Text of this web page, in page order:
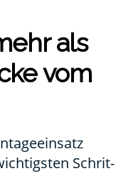
als
vom
Schrit­